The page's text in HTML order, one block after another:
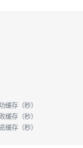
存（秒）
存（秒）
缓存（秒）